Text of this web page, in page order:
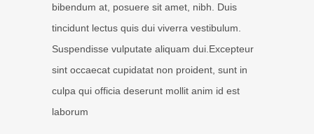
bibendum at, posuere sit amet, nibh. Duis
tincidunt lectus quis dui viverra vestibulum.
Suspendisse vulputate aliquam dui.Excepteur
sint occaecat cupidatat non proident, sunt in
culpa qui officia deserunt mollit anim id est
laborum